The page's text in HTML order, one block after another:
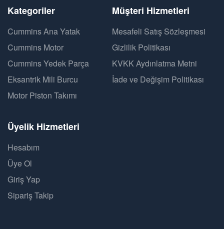
Kategoriler
Cummins Ana Yatak
Cummins Motor
Cummins Yedek Parça
Eksantrik Mili Burcu
Motor Piston Takımı
Müşteri Hizmetleri
Mesafeli Satış Sözleşmesi
Gizlilik Politikası
KVKK Aydınlatma Metni
İade ve Değişim Politikası
Üyelik Hizmetleri
Hesabım
Üye Ol
Giriş Yap
Sipariş Takip